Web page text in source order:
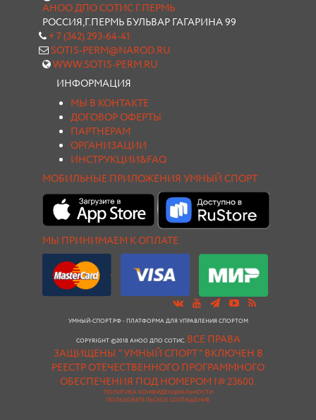
АНОО ДПО СОТИС Г.ПЕРМЬ
РОССИЯ,Г.ПЕРМЬ БУЛЬВАР ГАГАРИНА 99
+ 7 (342) 293-64-41
SOTIS-PERM@NAROD.RU
WWW.SOTIS-PERM.RU
ИНФОРМАЦИЯ
МЫ В КОНТАКТЕ
ДОГОВОР ОФЕРТЫ
ПАРТНЕРАМ
ОРГАНИЗАЦИИ
ИНСТРУКЦИИ&FAQ
МОБИЛЬНЫЕ ПРИЛОЖЕНИЯ УМНЫЙ СПОРТ
МЫ ПРИНИМАЕМ К ОПЛАТЕ
УМНЫЙ-СПОРТ.РФ - ПЛАТФОРМА ДЛЯ УПРАВЛЕНИЯ СПОРТОМ
COPYRIGHT ©2018 АНОО ДПО СОТИС. ВСЕ ПРАВА
ЗАЩИЩЕНЫ."УМНЫЙ СПОРТ " ВКЛЮЧЕН В
РЕЕСТР ОТЕЧЕСТВЕННОГО ПРОГРАММНОГО
ОБЕСПЕЧЕНИЯ ПОД НОМЕРОМ № 23600.
ПОЛИТИКА КОНФИДЕНЦИАЛЬНОСТИ
ПОЛЬЗОВАТЕЛЬСКОЕ СОГЛАШЕНИЕ